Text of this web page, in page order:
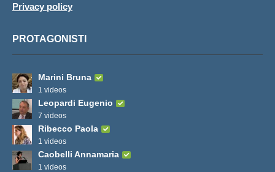
Privacy policy
PROTAGONISTI
Marini Bruna
1 videos
Leopardi Eugenio
7 videos
Ribecco Paola
1 videos
Caobelli Annamaria
1 videos